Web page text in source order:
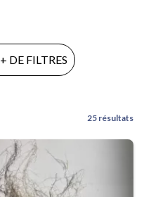
+ DE FILTRES
25 résultats